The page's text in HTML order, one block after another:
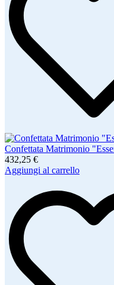
Confettata Matrimonio
432,25 €
Aggiungi al carrello